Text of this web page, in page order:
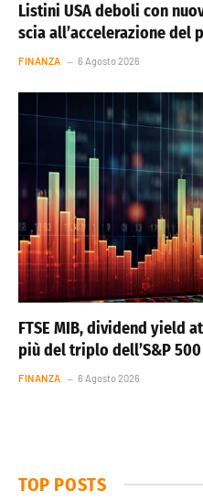
Listini USA deboli con
scia all’accelerazione del
FINANZA 6 Agosto 2026
FTSE MIB, dividend yield
più del triplo dell’S&P 500
FINANZA 6 Agosto 2026
TOP POSTS